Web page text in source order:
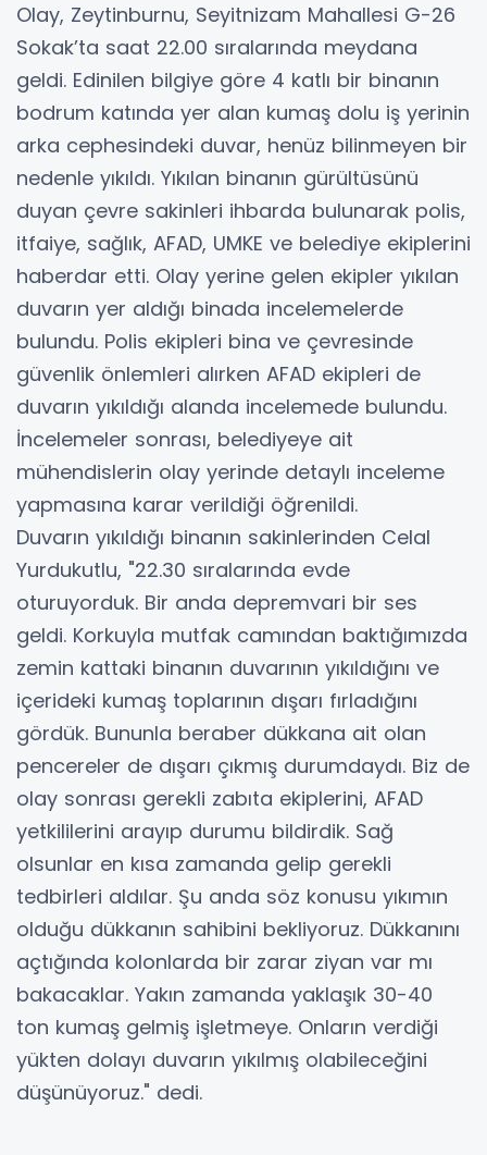
Olay, Zeytinburnu, Seyitnizam Mahallesi G-26
Sokak’ta saat 22.00 sıralarında meydana
geldi. Edinilen bilgiye göre 4 katlı bir binanın
bodrum katında yer alan kumaş dolu iş yerinin
arka cephesindeki duvar, henüz bilinmeyen bir
nedenle yıkıldı. Yıkılan binanın gürültüsünü
duyan çevre sakinleri ihbarda bulunarak polis,
itfaiye, sağlık, AFAD, UMKE ve belediye ekiplerini
haberdar etti. Olay yerine gelen ekipler yıkılan
duvarın yer aldığı binada incelemelerde
bulundu. Polis ekipleri bina ve çevresinde
güvenlik önlemleri alırken AFAD ekipleri de
duvarın yıkıldığı alanda incelemede bulundu.
İncelemeler sonrası, belediyeye ait
mühendislerin olay yerinde detaylı inceleme
yapmasına karar verildiği öğrenildi.
Duvarın yıkıldığı binanın sakinlerinden Celal
Yurdukutlu, "22.30 sıralarında evde
oturuyorduk. Bir anda depremvari bir ses
geldi. Korkuyla mutfak camından baktığımızda
zemin kattaki binanın duvarının yıkıldığını ve
içerideki kumaş toplarının dışarı fırladığını
gördük. Bununla beraber dükkana ait olan
pencereler de dışarı çıkmış durumdaydı. Biz de
olay sonrası gerekli zabıta ekiplerini, AFAD
yetkililerini arayıp durumu bildirdik. Sağ
olsunlar en kısa zamanda gelip gerekli
tedbirleri aldılar. Şu anda söz konusu yıkımın
olduğu dükkanın sahibini bekliyoruz. Dükkanını
açtığında kolonlarda bir zarar ziyan var mı
bakacaklar. Yakın zamanda yaklaşık 30-40
ton kumaş gelmiş işletmeye. Onların verdiği
yükten dolayı duvarın yıkılmış olabileceğini
düşünüyoruz." dedi.